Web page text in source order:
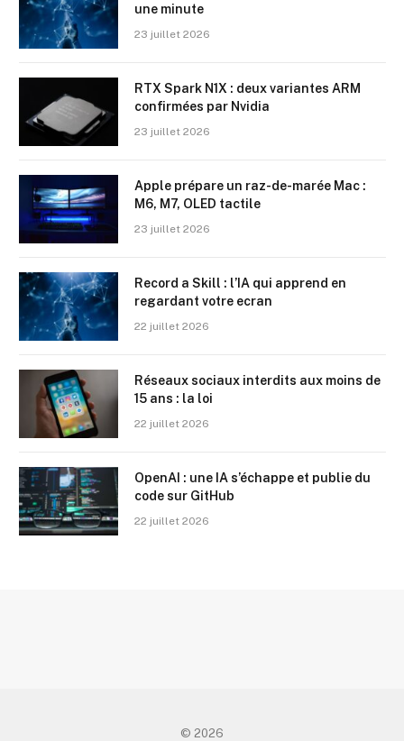
une minute
23 juillet 2026
RTX Spark N1X : deux variantes ARM
confirmées par Nvidia
23 juillet 2026
Apple prépare un raz-de-marée Mac :
M6, M7, OLED tactile
23 juillet 2026
Record a Skill : l’IA qui apprend en
regardant votre ecran
22 juillet 2026
Réseaux sociaux interdits aux moins de
15 ans : la loi
22 juillet 2026
OpenAI : une IA s’échappe et publie du
code sur GitHub
22 juillet 2026
© 2026